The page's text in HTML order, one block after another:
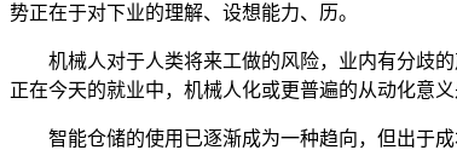
势正在于对下业的理解、设想能力、历。
机械人对于人类将来工做的风险，业内有分歧的
正在今天的就业中，机械人化或更普遍的从动化意义
智能仓储的使用已逐渐成为一种趋向，但出于成